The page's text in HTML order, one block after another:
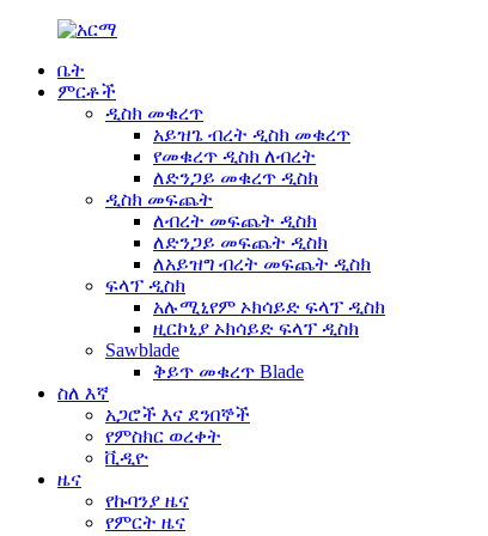
ቤት
ምርቶች
ዲስክ መቁረጥ
አይዝጌ ብረት ዲስክ መቁረጥ
የመቁረጥ ዲስክ ለብረት
ለድንጋይ መቁረጥ ዲስክ
ዲስክ መፍጨት
ለብረት መፍጨት ዲስክ
ለድንጋይ መፍጨት ዲስክ
ለአይዝግ ብረት መፍጨት ዲስክ
ፍላፕ ዲስክ
አሉሚኒየም ኦክሳይድ ፍላፕ ዲስክ
ዚርኮኒያ ኦክሳይድ ፍላፕ ዲስክ
Sawblade
ቅይጥ መቁረጥ Blade
ስለ እኛ
አጋሮች እና ደንበኞች
የምስክር ወረቀት
ቪዲዮ
ዜና
የኩባንያ ዜና
የምርት ዜና